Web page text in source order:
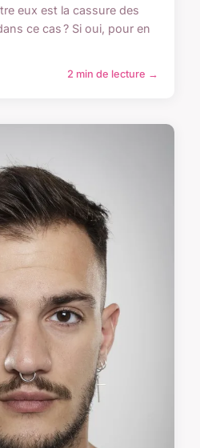
eux est la cassure des
ce cas ? Si oui, pour en
2 min de lecture →